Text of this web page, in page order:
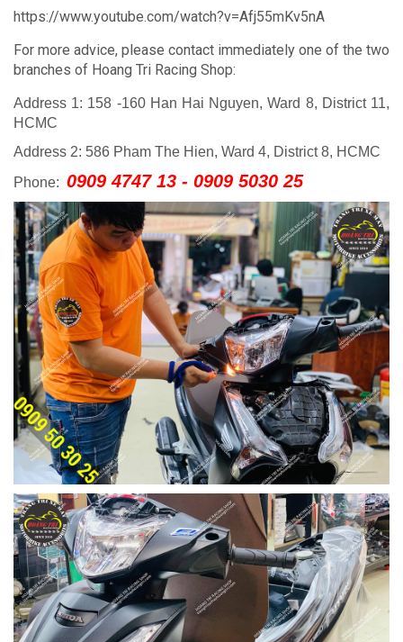
https://www.youtube.com/watch?v=Afj55mKv5nA
For more advice, please contact immediately one of the two
branches of Hoang Tri Racing Shop:
Address 1: 158 -160 Han Hai Nguyen, Ward 8, District 11,
HCMC
Address 2: 586 Pham The Hien, Ward 4, District 8, HCMC
Phone: 0909 4747 13 - 0909 5030 25